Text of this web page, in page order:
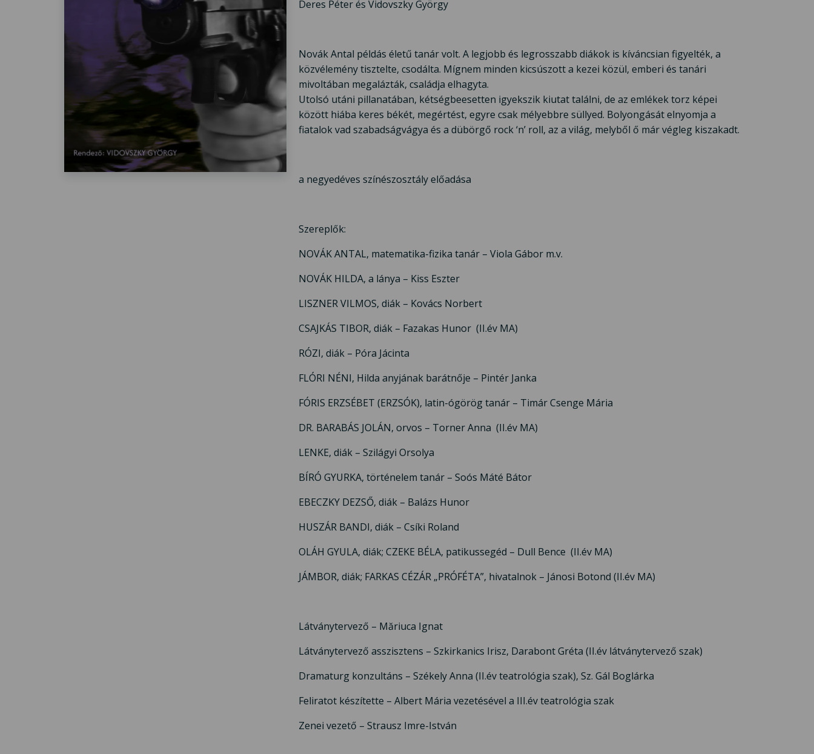
Deres Péter és Vidovszky György
Novák Antal példás életű tanár volt. A legjobb és legrosszabb diákok is kíváncsian figyelték, a
közvélemény tisztelte, csodálta. Mígnem minden kicsúszott a kezei közül, emberi és tanári
mivoltában megalázták, családja elhagyta.
Utolsó utáni pillanatában, kétségbeesetten igyekszik kiutat találni, de az emlékek torz képei
között hiába keres békét, megértést, egyre csak mélyebbre süllyed. Bolyongását elnyomja a
fiatalok vad szabadságvágya és a dübörgő rock ‘n’ roll, az a világ, melyből ő már végleg kiszakadt.
a negyedéves színészosztály előadása
Szereplők:
NOVÁK ANTAL, matematika-fizika tanár – Viola Gábor m.v.
NOVÁK HILDA, a lánya – Kiss Eszter
LISZNER VILMOS, diák – Kovács Norbert
CSAJKÁS TIBOR, diák – Fazakas Hunor (II.év MA)
RÓZI, diák – Póra Jácinta
FLÓRI NÉNI, Hilda anyjának barátnője – Pintér Janka
FÓRIS ERZSÉBET (ERZSÓK), latin-ógörög tanár – Timár Csenge Mária
DR. BARABÁS JOLÁN, orvos – Torner Anna (II.év MA)
LENKE, diák – Szilágyi Orsolya
BÍRÓ GYURKA, történelem tanár – Soós Máté Bátor
EBECZKY DEZSŐ, diák – Balázs Hunor
HUSZÁR BANDI, diák – Csíki Roland
OLÁH GYULA, diák; CZEKE BÉLA, patikussegéd – Dull Bence (II.év MA)
JÁMBOR, diák; FARKAS CÉZÁR „PRÓFÉTA”, hivatalnok – Jánosi Botond (II.év MA)
Látványtervező – Măriuca Ignat
Látványtervező asszisztens – Szkirkanics Irisz, Darabont Gréta (II.év látványtervező szak)
Dramaturg konzultáns – Székely Anna (II.év teatrológia szak), Sz. Gál Boglárka
Feliratot készítette – Albert Mária vezetésével a III.év teatrológia szak
Zenei vezető – Strausz Imre-István